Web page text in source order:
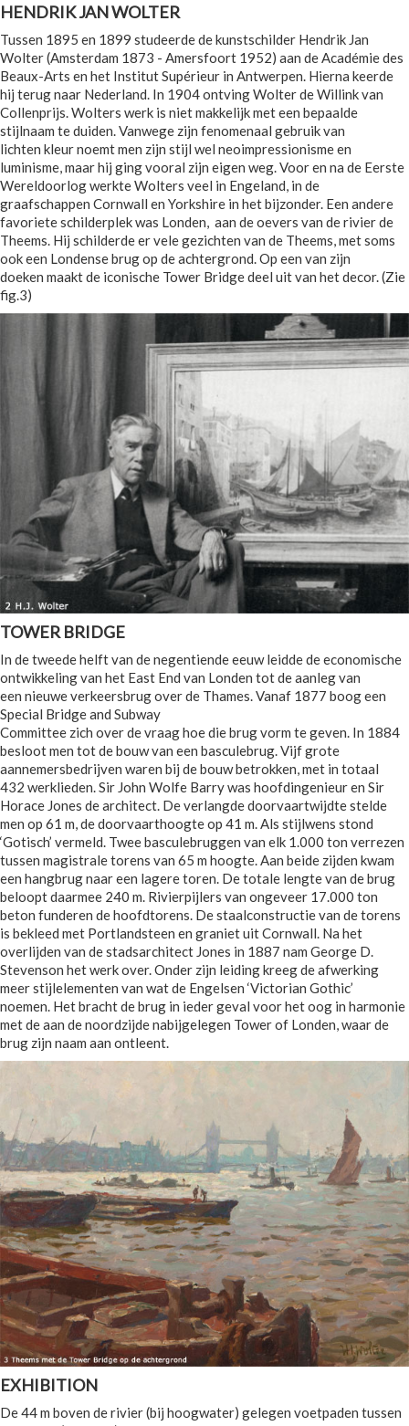
HENDRIK JAN WOLTER
Tussen 1895 en 1899 studeerde de kunstschilder Hendrik Jan
Wolter (Amsterdam 1873 - Amersfoort 1952) aan de Académie des
Beaux-Arts en het Institut Supérieur in Antwerpen. Hierna keerde
hij terug naar Nederland. In 1904 ontving Wolter de Willink van
Collenprijs. Wolters werk is niet makkelijk met een bepaalde
stijlnaam te duiden. Vanwege zijn fenomenaal gebruik van
lichten kleur noemt men zijn stijl wel neoimpressionisme en
luminisme, maar hij ging vooral zijn eigen weg. Voor en na de Eerste
Wereldoorlog werkte Wolters veel in Engeland, in de
graafschappen Cornwall en Yorkshire in het bijzonder. Een andere
favoriete schilderplek was Londen, aan de oevers van de rivier de
Theems. Hij schilderde er vele gezichten van de Theems, met soms
ook een Londense brug op de achtergrond. Op een van zijn
doeken maakt de iconische Tower Bridge deel uit van het decor. (Zie
fig.3)
TOWER BRIDGE
In de tweede helft van de negentiende eeuw leidde de economische
ontwikkeling van het East End van Londen tot de aanleg van
een nieuwe verkeersbrug over de Thames. Vanaf 1877 boog een
Special Bridge and Subway
Committee zich over de vraag hoe die brug vorm te geven. In 1884
besloot men tot de bouw van een basculebrug. Vijf grote
aannemersbedrijven waren bij de bouw betrokken, met in totaal
432 werklieden. Sir John Wolfe Barry was hoofdingenieur en Sir
Horace Jones de architect. De verlangde doorvaartwijdte stelde
men op 61 m, de doorvaarthoogte op 41 m. Als stijlwens stond
‘Gotisch’ vermeld. Twee basculebruggen van elk 1.000 ton verrezen
tussen magistrale torens van 65 m hoogte. Aan beide zijden kwam
een hangbrug naar een lagere toren. De totale lengte van de brug
beloopt daarmee 240 m. Rivierpijlers van ongeveer 17.000 ton
beton funderen de hoofdtorens. De staalconstructie van de torens
is bekleed met Portlandsteen en graniet uit Cornwall. Na het
overlijden van de stadsarchitect Jones in 1887 nam George D.
Stevenson het werk over. Onder zijn leiding kreeg de afwerking
meer stijlelementen van wat de Engelsen ‘Victorian Gothic’
noemen. Het bracht de brug in ieder geval voor het oog in harmonie
met de aan de noordzijde nabijgelegen Tower of Londen, waar de
brug zijn naam aan ontleent.
EXHIBITION
De 44 m boven de rivier (bij hoogwater) gelegen voetpaden tussen